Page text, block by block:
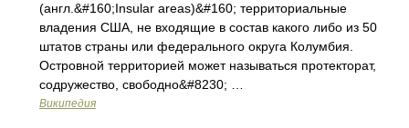
(англ.&#160;Insular areas)&#160; территориальные
владения США, не входящие в состав какого либо из 50
штатов страны или федерального округа Колумбия.
Островной территорией может называться протекторат,
содружество, свободно&#8230; …
Википедия